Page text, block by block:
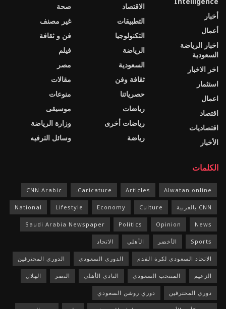
أخبار
أعمال
اخبار الرياضة
السعودية
اخر الاخبار
استثمار
اعمال
اقتصاد
اقتصاديات
الأخبار
الاقتصاد
التطبيقات
التكنولوجيا
الرياضة
السعودية
ثقافة وفن
حصرياتنا
رياضات
رياضات أخرى
رياضة
صحة
غير مصنف
فن و ثقافة
فيلم
مصر
مقالات
منوعات
موسيقى
وزارة الرياضة
وسائل الترفيه
الكلمات
Alwatan online
Articles
Caricature.
CNN Arabic
CNN بالعربية Culture
Economy
Lifestyle
National
News
Opinion
Politics
Saudi Arabia Newspaper
Sports الأخضر الأهلي الاتحاد
الاتحاد السعودي لكرة القدم الدوري السعودي الدوري المحترفين
الزعيم المنتخب السعودي النادي الأهلي النصر الهلال
دوري المحترفين دوري روشن السعودي